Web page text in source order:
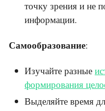
точку зрения и не
информации.
Самообразование:
Изучайте разные
формирования
Выделяйте время